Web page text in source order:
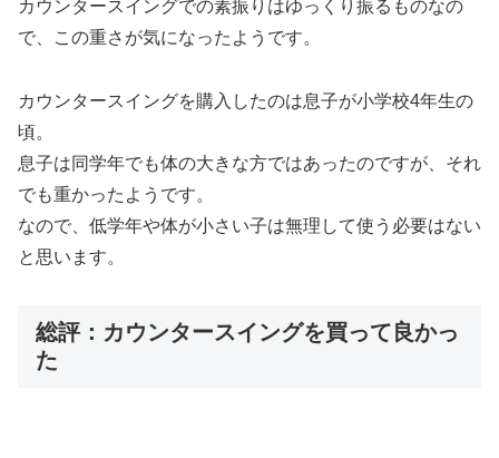
カウンタースイングでの素振りはゆっくり振るものなの
で、この重さが気になったようです。
カウンタースイングを購入したのは息子が小学校4年生の
頃。
息子は同学年でも体の大きな方ではあったのですが、それ
でも重かったようです。
なので、低学年や体が小さい子は無理して使う必要はない
と思います。
総評：カウンタースイングを買って良かっ
た